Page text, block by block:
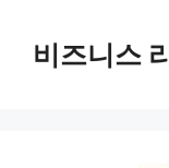
비즈니스